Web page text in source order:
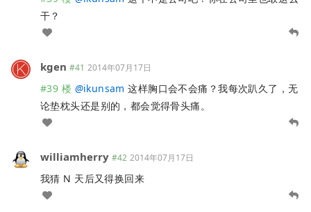
干？
kgen #41 2014年07月17日
#39 楼 @ikunsam 这样胸口会不会痛？我每次趴久了，无
论垫枕头还是别的，都会觉得骨头痛。
williamherry #42 2014年07月17日
我猜 N 天后又得换回来